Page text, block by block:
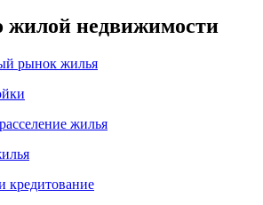
жилой недвижимости
рынок жилья
жилья
кредитование